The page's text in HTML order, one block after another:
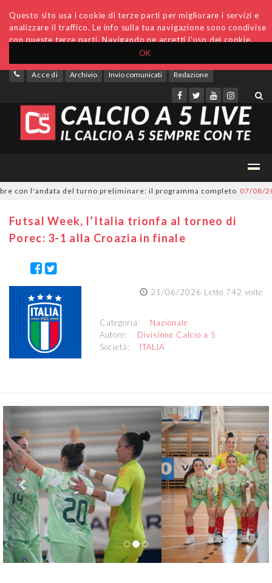
OK
Questo sito usa i cookie di terze parti per migliorare i servizi e
analizzare il traffico. Le info sulla tua navigazione sono condivise
con queste terze parti. Navigando ne accetti l'uso dei cookie.
Accedi Archivio Invio comunicati Redazione
l'andata del turno preliminare: il programma completo 07/08/2026
Futsal Week, l’Italia trionfa al torneo di
Porec: 3-1 alla Croazia in finale
21/06/2026 Letto 742 volte
Categoria: Nazionale
Autore: Divisione Calcio a 5
Società: ITALIA
Previous